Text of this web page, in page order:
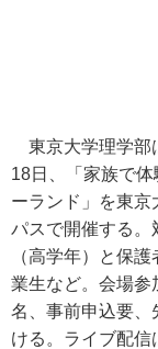
東京大学理学部
18日、「家族で
ーランド」を東京
パスで開催する。
（高学年）と保
業生など。会場参
名、事前申込要、
ける。ライブ配信